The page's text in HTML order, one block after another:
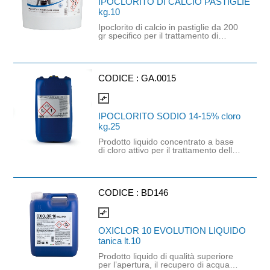
trattamenti e in caso di alghe verdi,
grande afflusso di bagnanti, dopo
giornate particolarmente calde, dopo
abbondanti piogge.
kg.10
Ipoclorito di calcio in pastiglie da 200
gr specifico per il trattamento di
prodotto a base di calcio ipoclorito,
isocianurico. Da utrilizzare in acque a
pH acidulo.
CODICE :GA.0015
compare_arrows
IPOCLORITO SODIO 14-15% cloro
kg.25
Prodotto liquido concentrato a base
di cloro attivo per il trattamento delle
pompa dosatrice regolata in maniera
nell'acqua di 0,2 mg/lt.
CODICE : BD146
compare_arrows
OXICLOR 10 EVOLUTION LIQUIDO
tanica lt.10
Prodotto liquido di qualità superiore
per l’apertura, il recupero di acqua